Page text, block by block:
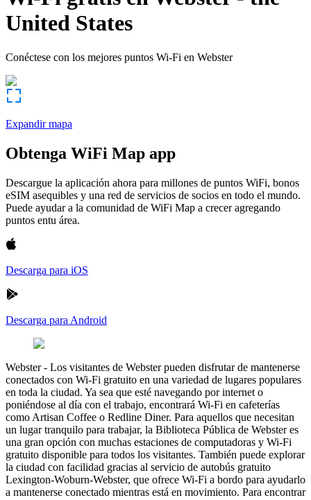
United States
Conéctese con los mejores puntos Wi-Fi en Webster
Expandir mapa
Obtenga WiFi Map app
Descargue la aplicación ahora para millones de puntos WiFi, bonos
eSIM asequibles y una red de servicios de socios en todo el mundo.
Puede ayudar a la comunidad de WiFi Map a crecer agregando
puntos entu área.
Descarga para iOS
Descarga para Android
Webster- Los visitantes de Webster pueden disfrutar de mantenerse
conectados con Wi-Fi gratuito en una variedad de lugares populares
en toda la ciudad. Ya sea que esté navegando por internet o
poniéndose al día con el trabajo, encontrará Wi-Fi en cafeterías
como Artisan Coffee o Redline Diner. Para aquellos que necesitan
un lugar tranquilo para trabajar, la Biblioteca Pública de Webster es
una gran opción con muchas estaciones de computadoras y Wi-Fi
gratuito disponible para todos los visitantes. También puede explorar
la ciudad con facilidad gracias al servicio de autobús gratuito
Lexington-Woburn-Webster, que ofrece Wi-Fi a bordo para ayudarlo
a mantenerse conectado mientras está en movimiento. Para encontrar